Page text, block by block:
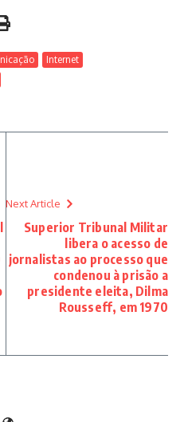
Internet
Next Article
Superior Tribunal Militar
libera o acesso de
jornalistas ao processo que
condenou à prisão a
presidente eleita, Dilma
Rousseff, em 1970